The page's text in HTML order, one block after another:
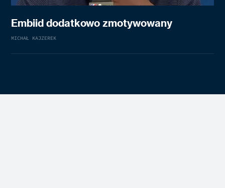
Embiid dodatkowo zmotywowany
MICHAŁ KAJZEREK